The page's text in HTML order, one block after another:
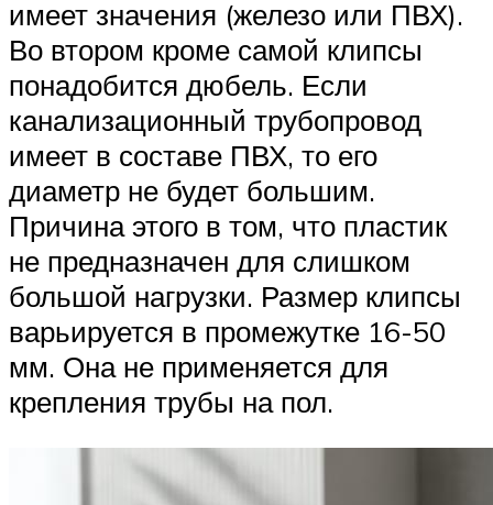
имеет значения (железо или ПВХ).
Во втором кроме самой клипсы
понадобится дюбель. Если
канализационный трубопровод
имеет в составе ПВХ, то его
диаметр не будет большим.
Причина этого в том, что пластик
не предназначен для слишком
большой нагрузки. Размер клипсы
варьируется в промежутке 16-50
мм. Она не применяется для
крепления трубы на пол.